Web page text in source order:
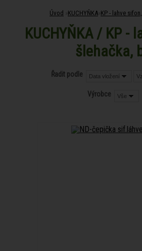
Úvod KUCHYŇKA KP - lahve
KUCHYŇKA / KP -
šlehačka,
Řadit podle Data vložení
Výrobce Vše